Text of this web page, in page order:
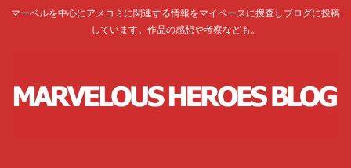
マーベルを中心にアメコミに関連する情報をマイペースに捜査しブログに投稿
しています。作品の感想や考察なども。